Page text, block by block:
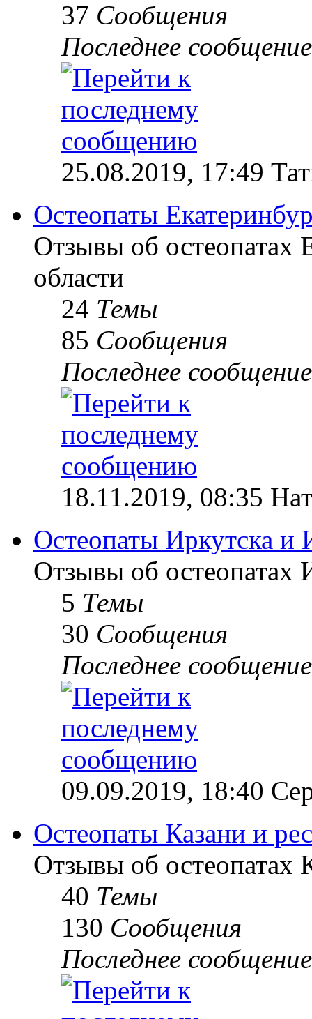
37 Сообщения
Последнее сообщение
25.08.2019, 17:49
Остеопаты
Отзывы об остеопатах
области
24 Темы
85 Сообщения
Последнее сообщение
18.11.2019, 08:35
Остеопаты Иркутска и
Отзывы об остеопатах
5 Темы
30 Сообщения
Последнее сообщение
09.09.2019, 18:40
Остеопаты Казани и
Отзывы об остеопатах
40 Темы
130 Сообщения
Последнее сообщение